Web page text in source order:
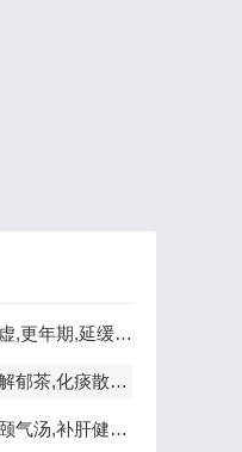
期,延缓衰老柴嵩
茶,化痰散结汤
,补肝健脾药膳粥